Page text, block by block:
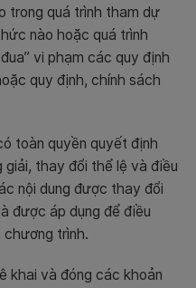
trong quá trình tham dự
nào hoặc quá trình
vi phạm các quy định
quy định, chính sách
toàn quyền quyết định
giải, thay đổi thể lệ và điều
nội dung được thay đổi
được áp dụng để điều
chương trình.
khai và đóng các khoản